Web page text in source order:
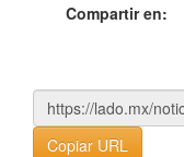
Compartir en:
Copiar URL